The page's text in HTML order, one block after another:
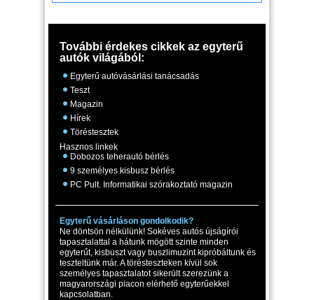
További érdekes cikkek az egyterű
autók világából:
Egyterű autóvásárlási tanácsadás
Teszt
Magazin
Hírek
Töréstesztek
Hasznos linkek
Dobozos teherautó bérlés
9 személyes kisbusz bérlés
PC Pult. Informatikai szórakoztató magazin
Egyterű vásárláson gondolkodik?
Ne döntsön nélkülünk! Sokéves autós újságírói
tapasztalattal a hátunk mögött szinte minden
egyterűt, kisbuszt vagy buszlimuzint kipróbáltunk és
teszteltünk már. A törésteszteken kívül sok
személyes tapasztalatot sikerült szerezünk a
magyarországi piacon elérhető egyterűekkel
kapcsolatban.